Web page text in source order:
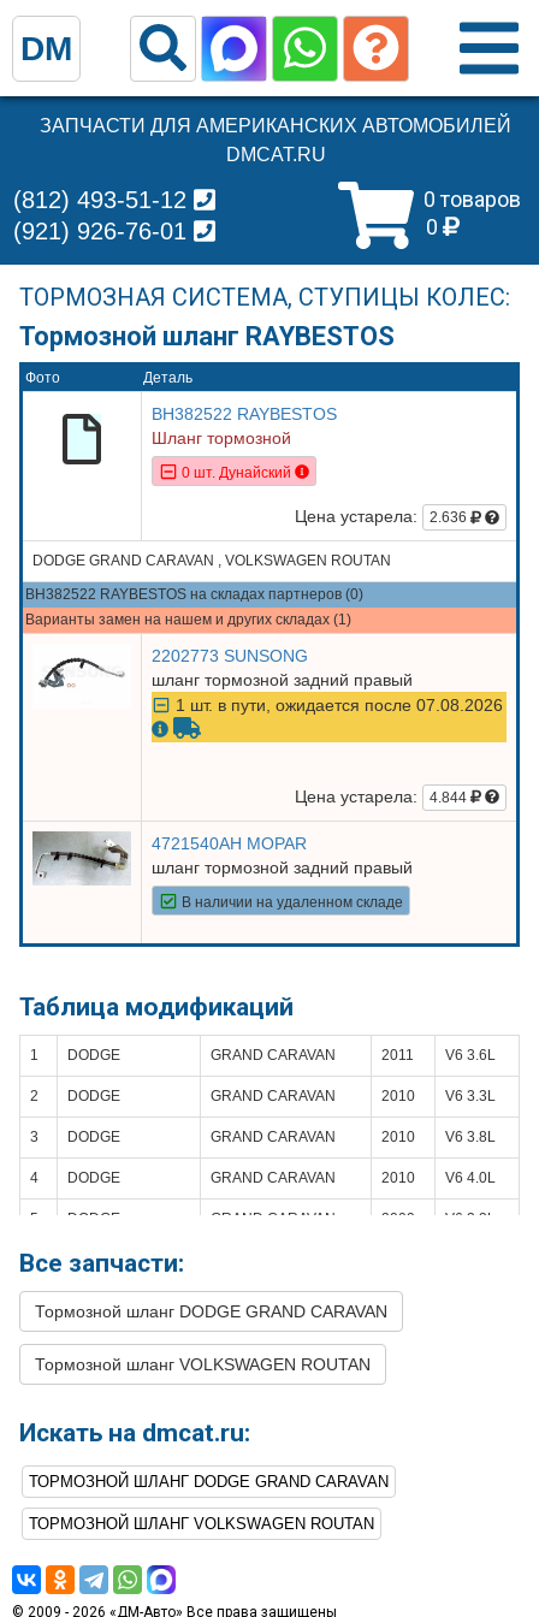
ЗАПЧАСТИ ДЛЯ АМЕРИКАНСКИХ АВТОМОБИЛЕЙ
DMCAT.RU
0 товаров
0
(812) 493-51-12
(921) 926-76-01
ТОРМОЗНАЯ СИСТЕМА, СТУПИЦЫ КОЛЕС:
Тормозной шланг RAYBESTOS
Фото Деталь
BH382522 RAYBESTOS
Шланг тормозной
0 шт. Дунайский
Цена устарела: 2.636
DODGE GRAND CARAVAN , VOLKSWAGEN ROUTAN
BH382522 RAYBESTOS на складах партнеров (0)
Варианты замен на нашем и других складах (1)
2202773 SUNSONG
шланг тормозной задний правый
1 шт. в пути, ожидается после 07.08.2026
Цена устарела: 4.844
4721540AH MOPAR
шланг тормозной задний правый
В наличии на удаленном складе
Таблица модификаций
1 DODGE GRAND CARAVAN 2011 V6 3.6L
2 DODGE GRAND CARAVAN 2010 V6 3.3L
3 DODGE GRAND CARAVAN 2010 V6 3.8L
4 DODGE GRAND CARAVAN 2010 V6 4.0L
5 DODGE GRAND CARAVAN 2009 V6 3.3L
6 DODGE
8 DODGE GRAND CARAVAN 2008
9 DODGE GRAND CARAVAN 2008
10
11 VOLKSWAGEN ROUTAN 2012
12 VOLKSWAGEN ROUTAN
14 VOLKSWAGEN
Все запчасти:
Тормозной шланг DODGE GRAND CARAVAN
Тормозной шланг VOLKSWAGEN ROUTAN
Искать на dmcat.ru:
ТОРМОЗНОЙ ШЛАНГ DODGE GRAND CARAVAN
ТОРМОЗНОЙ ШЛАНГ VOLKSWAGEN ROUTAN
© 2009 - 2026 «ДМ-Авто» Все права защищены
DM